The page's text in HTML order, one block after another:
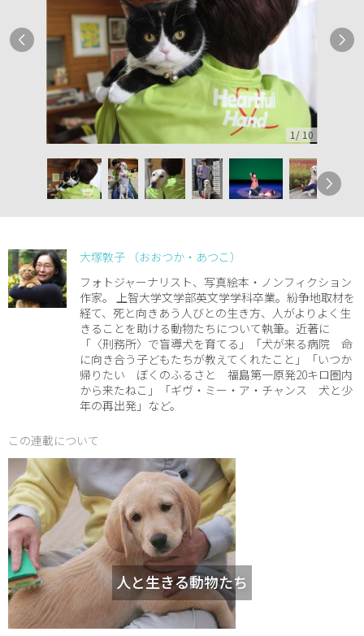
1 / 10
大塚敦子 （おおつか・あつこ）
フォトジャーナリスト、写真絵本・ノンフィクション
作家。 上智大学文学部英文学学科卒業。紛争地取材を
経て、死と向きあう人びとの生き方、人がよりよく生
きることを助ける動物たちについて執筆。近著に
「〈刑務所〉で盲導犬を育てる」「犬が来る病院 命
に向き合う子どもたちが教えてくれたこと」「いつか
帰りたい ぼくのふるさと 福島第一原発20キロ圏内
から来たねこ」「ギヴ・ミー・ア・チャンス 犬と少
年の再出発」など。
この連載について
人と生きる動物たち